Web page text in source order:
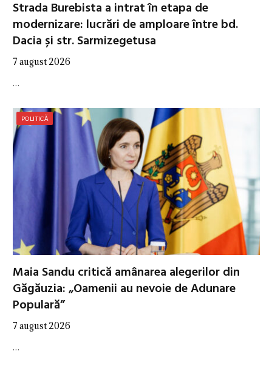
Strada Burebista a intrat în etapa de
modernizare: lucrări de amploare între bd.
Dacia și str. Sarmizegetusa
7 august 2026
…
POLITICĂ
Maia Sandu critică amânarea alegerilor din
Găgăuzia: „Oamenii au nevoie de Adunare
Populară”
7 august 2026
…